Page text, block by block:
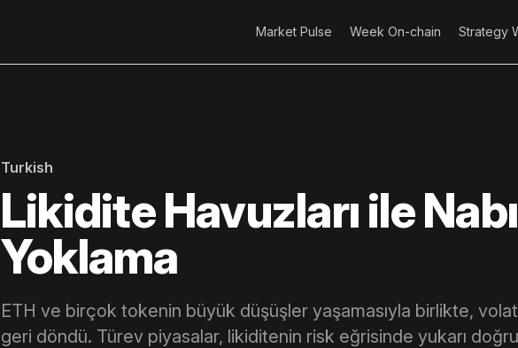
Market Pulse Week On-chain Strategy
Turkish
Likidite Havuzları ile
Yoklama
ETH ve birçok tokenin büyük düşüşler yaşamasıyla birlikte,
geri döndü. Türev piyasalar, likiditenin risk eğrisinde yukarı